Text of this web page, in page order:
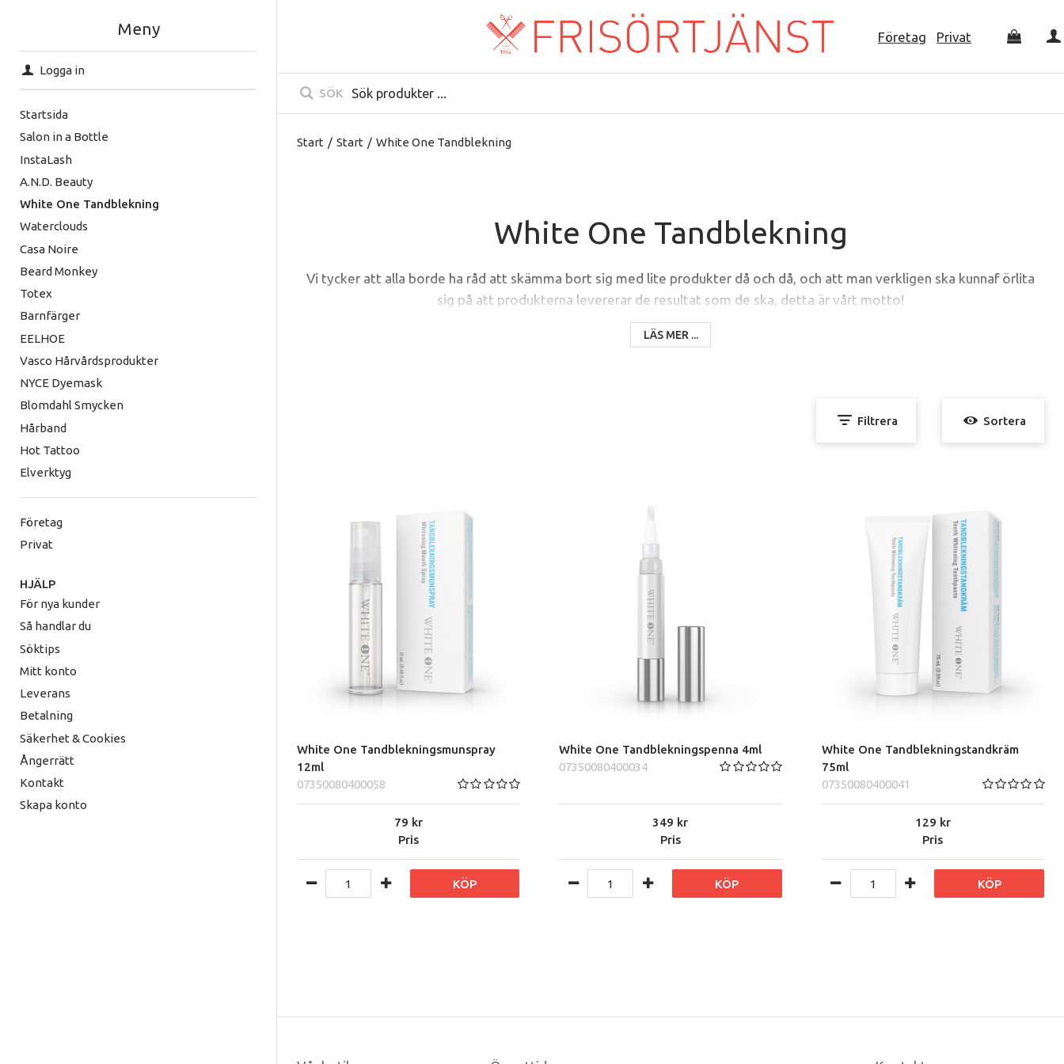
Meny
Logga in
Startsida
Salon in a Bottle
InstaLash
A.N.D. Beauty
White One Tandblekning
Waterclouds
Casa Noire
Beard Monkey
Totex
Barnfärger
EELHOE
Vasco Hårvårdsprodukter
NYCE Dyemask
Blomdahl Smycken
Hårband
Hot Tattoo
Elverktyg
Företag
Privat
HJÄLP
För nya kunder
Så handlar du
Söktips
Mitt konto
Leverans
Betalning
Säkerhet & Cookies
Ångerrätt
Kontakt
Skapa konto
Företag Privat
SÖK
Start / Start / White One Tandblekning
White One Tandblekning
Vi tycker att alla borde ha råd att skämma bort sig med lite produkter då och då, och att man verkligen ska kunnaf örlita
sig på att produkterna levererar de resultat som de ska, detta är vårt motto!
White One® är nu ett trendsättande skönhets- och hälsoföretag som utvecklar kosmetiska produkter med produkter
One®'s främsta uppgift är att ta fram enkla produkter, som alla gör otroliga resultat på ditt leende.
Det är vi som definierar framtiden för de som vill kunna skämma bort sig, hemma, enkelt och prisvärt!
LÄS MER ...
Filtrera Sortera
White One Tandblekningsmunspray
12ml
07350080400058
Pris
79
KÖP
White One Tandblekningspenna 4ml
07350080400034
Pris
349
KÖP
White One Tandblekningstandkräm
75ml
07350080400041
Pris
129
KÖP